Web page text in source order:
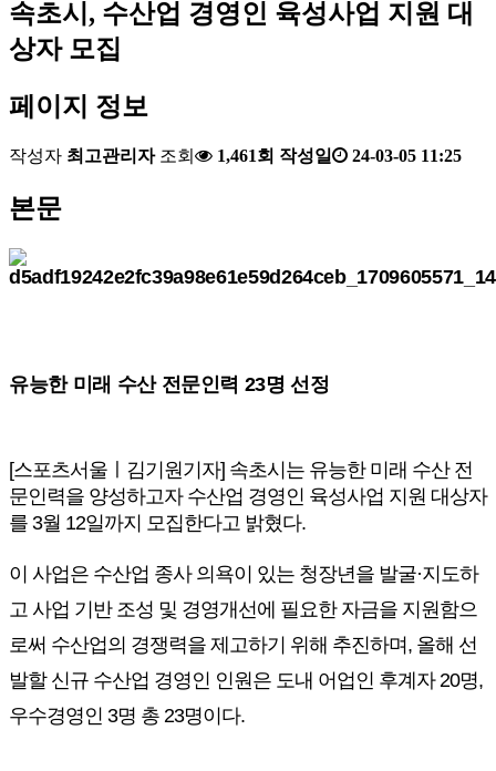
속초시, 수산업 경영인 육성사업 지원 대
상자 모집
페이지 정보
작성자 최고관리자 조회 1,461회 작성일 24-03-05 11:25
본문
유능한 미래 수산 전문인력 23명 선정
[스포츠서울ㅣ김기원기자] 속초시는 유능한 미래 수산 전
문인력을 양성하고자 수산업 경영인 육성사업 지원 대상자
를 3월 12일까지 모집한다고 밝혔다.
이 사업은 수산업 종사 의욕이 있는 청장년을 발굴·지도하
고 사업 기반 조성 및 경영개선에 필요한 자금을 지원함으
로써 수산업의 경쟁력을 제고하기 위해 추진하며, 올해 선
발할 신규 수산업 경영인 인원은 도내 어업인 후계자 20명,
우수경영인 3명 총 23명이다.